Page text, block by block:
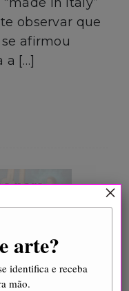
observar que
afirmou
a […]
arte?
identifica e receba
mão.
×